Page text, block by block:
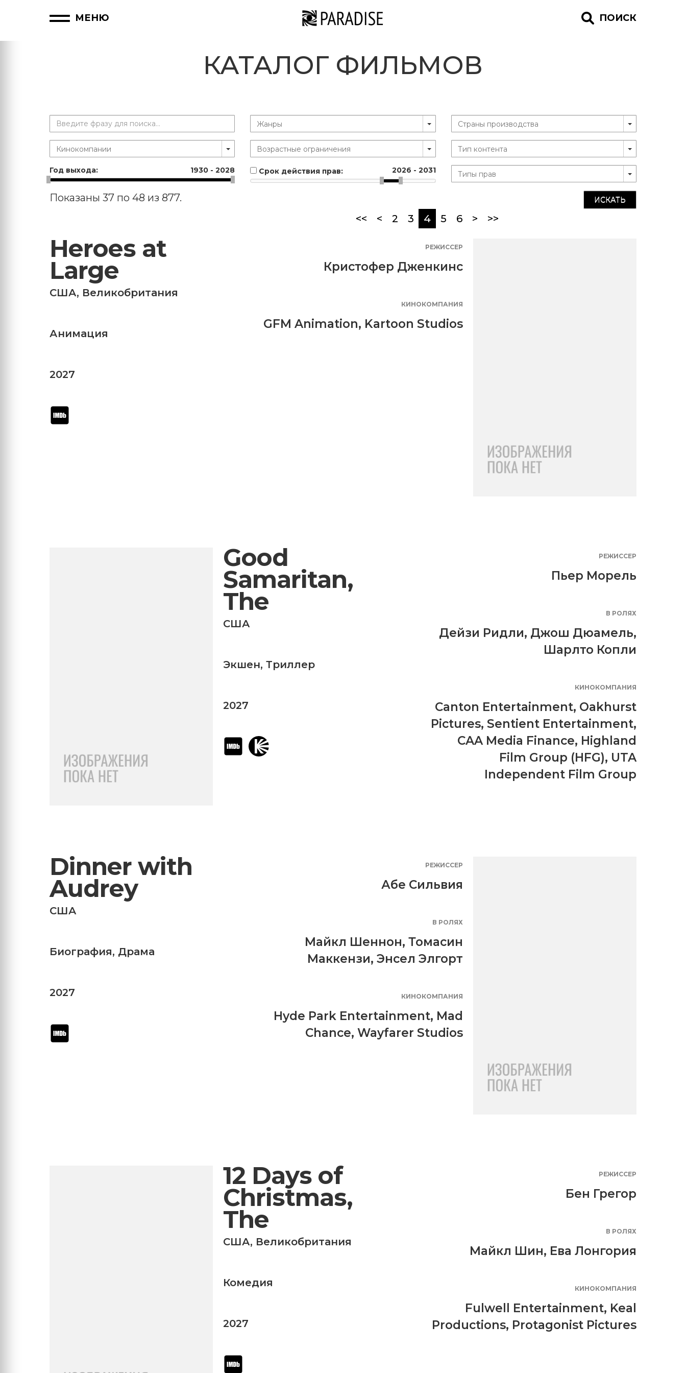
МЕНЮ ПОИСК
КАТАЛОГ ФИЛЬМОВ
Год выхода: 1930 -2028 Срок действия прав: 2026 - 2031
ИСКАТЬ
Показаны 37 по 48 из 877.
<<
< 2 3 4(current)
5 6 > >>
Heroes at
Large
США, Великобритания
Анимация
2027
РЕЖИССЕР
Кристофер Дженкинс
КИНОКОМПАНИЯ
GFM Animation, Kartoon Studios
Good
Samaritan,
The
США
Экшен, Триллер
2027
РЕЖИССЕР
Пьер Морель
В РОЛЯХ
Дейзи Ридли, Джош Дюамель,
Шарлто Копли
КИНОКОМПАНИЯ
Canton Entertainment, Oakhurst
Pictures, Sentient Entertainment,
CAA Media Finance, Highland
Film Group (HFG), UTA
Independent Film Group
Dinner with
Audrey
США
Биография, Драма
2027
РЕЖИССЕР
Абе Сильвия
В РОЛЯХ
Майкл Шеннон, Томасин
Маккензи, Энсел Элгорт
КИНОКОМПАНИЯ
Hyde Park Entertainment, Mad
Chance, Wayfarer Studios
12 Days of
Christmas,
The
США, Великобритания
Комедия
2027
РЕЖИССЕР
Бен Грегор
В РОЛЯХ
Майкл Шин, Ева Лонгория
КИНОКОМПАНИЯ
Fulwell Entertainment, Keal
Productions, Protagonist Pictures